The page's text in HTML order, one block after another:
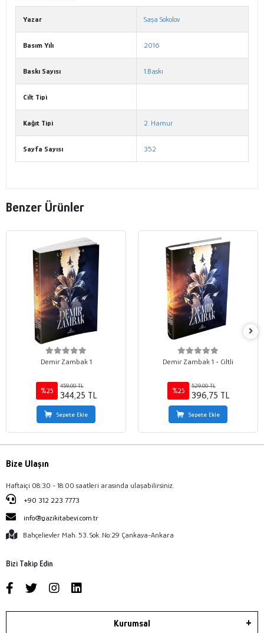
Yazar Saşa Sokolov
Basım Yılı 2016
Baskı Sayısı 1.Baskı
Cilt Tipi
Kağıt Tipi 2. Hamur
Sayfa Sayısı 352
Benzer Ürünler
Demir Zambak 1
%25
459,00 TL
344,25 TL
Sepete Ekle
Demir Zambak 1 - Ciltli
%25
529,00 TL
396,75 TL
Sepete Ekle
Bize Ulaşın
Haftaiçi 08:30 - 18:00 saatleri arasında ulaşabilirsiniz.
+90 312 223 7773
info@gazikitabevi.com.tr
Bahçelievler Mah. 53. Sok. No:29 Çankaya-Ankara
Bizi Takip Edin
Kurumsal